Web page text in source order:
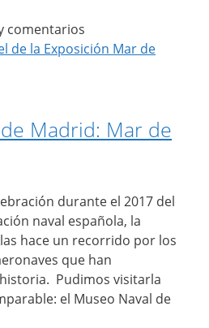
comentarios
Madrid: Mar de
durante el 2017 del
naval española, la
hace un recorrido por los
que han
Pudimos visitarla
el Museo Naval de